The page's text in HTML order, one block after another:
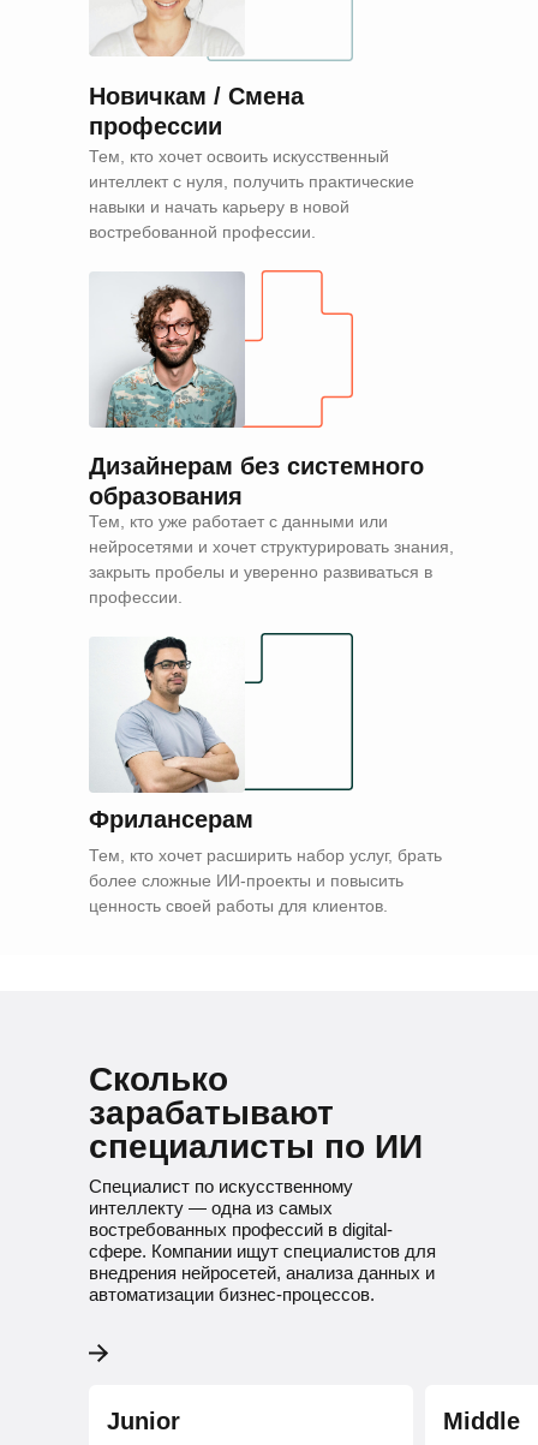
Новичкам / Смена
профессии
Дизайнерам без системного
образования
Фрилансерам
Тем, кто хочет освоить искусственный
интеллект с нуля, получить практические
навыки и начать карьеру в новой
востребованной профессии.
Тем, кто уже работает с данными или
нейросетями и хочет структурировать знания,
закрыть пробелы и уверенно развиваться в
профессии.
Тем, кто хочет расширить набор услуг, брать
более сложные ИИ-проекты и повысить
ценность своей работы для клиентов.
Сколько
зарабатывают
специалисты по ИИ
Специалист по искусственному
интеллекту — одна из самых
востребованных профессий в digital-
сфере. Компании ищут специалистов для
внедрения нейросетей, анализа данных и
автоматизации бизнес-процессов.
Junior Middle